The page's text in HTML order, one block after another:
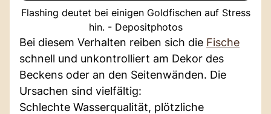
Flashing deutet bei einigen Goldfischen auf Stress
hin. - Depositphotos
Bei diesem Verhalten reiben sich die Fische
schnell und unkontrolliert am Dekor des
Beckens oder an den Seitenwänden. Die
Ursachen sind vielfältig:
Schlechte Wasserqualität, plötzliche